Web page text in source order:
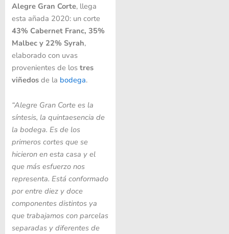
Alegre Gran Corte, llega
esta añada 2020: un corte
43% Cabernet Franc, 35%
Malbec y 22% Syrah,
elaborado con uvas
provenientes de los tres
viñedos de la bodega.
“Alegre Gran Corte es la
síntesis, la quintaesencia de
la bodega. Es de los
primeros cortes que se
hicieron en esta casa y el
que más esfuerzo nos
representa. Está conformado
por entre diez y doce
componentes distintos ya
que trabajamos con parcelas
separadas y diferentes de